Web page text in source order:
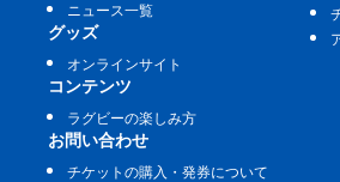
ニュース一覧
グッズ
オンラインサイト
コンテンツ
ラグビーの楽しみ方
お問い合わせ
チケットの購入・発券について